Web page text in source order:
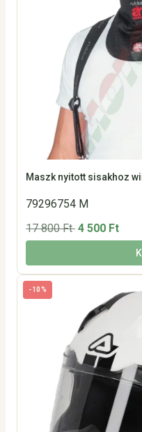
Maszk nyitott sisakhoz
79296754 M
17 800 Ft 4 500 Ft
-10%